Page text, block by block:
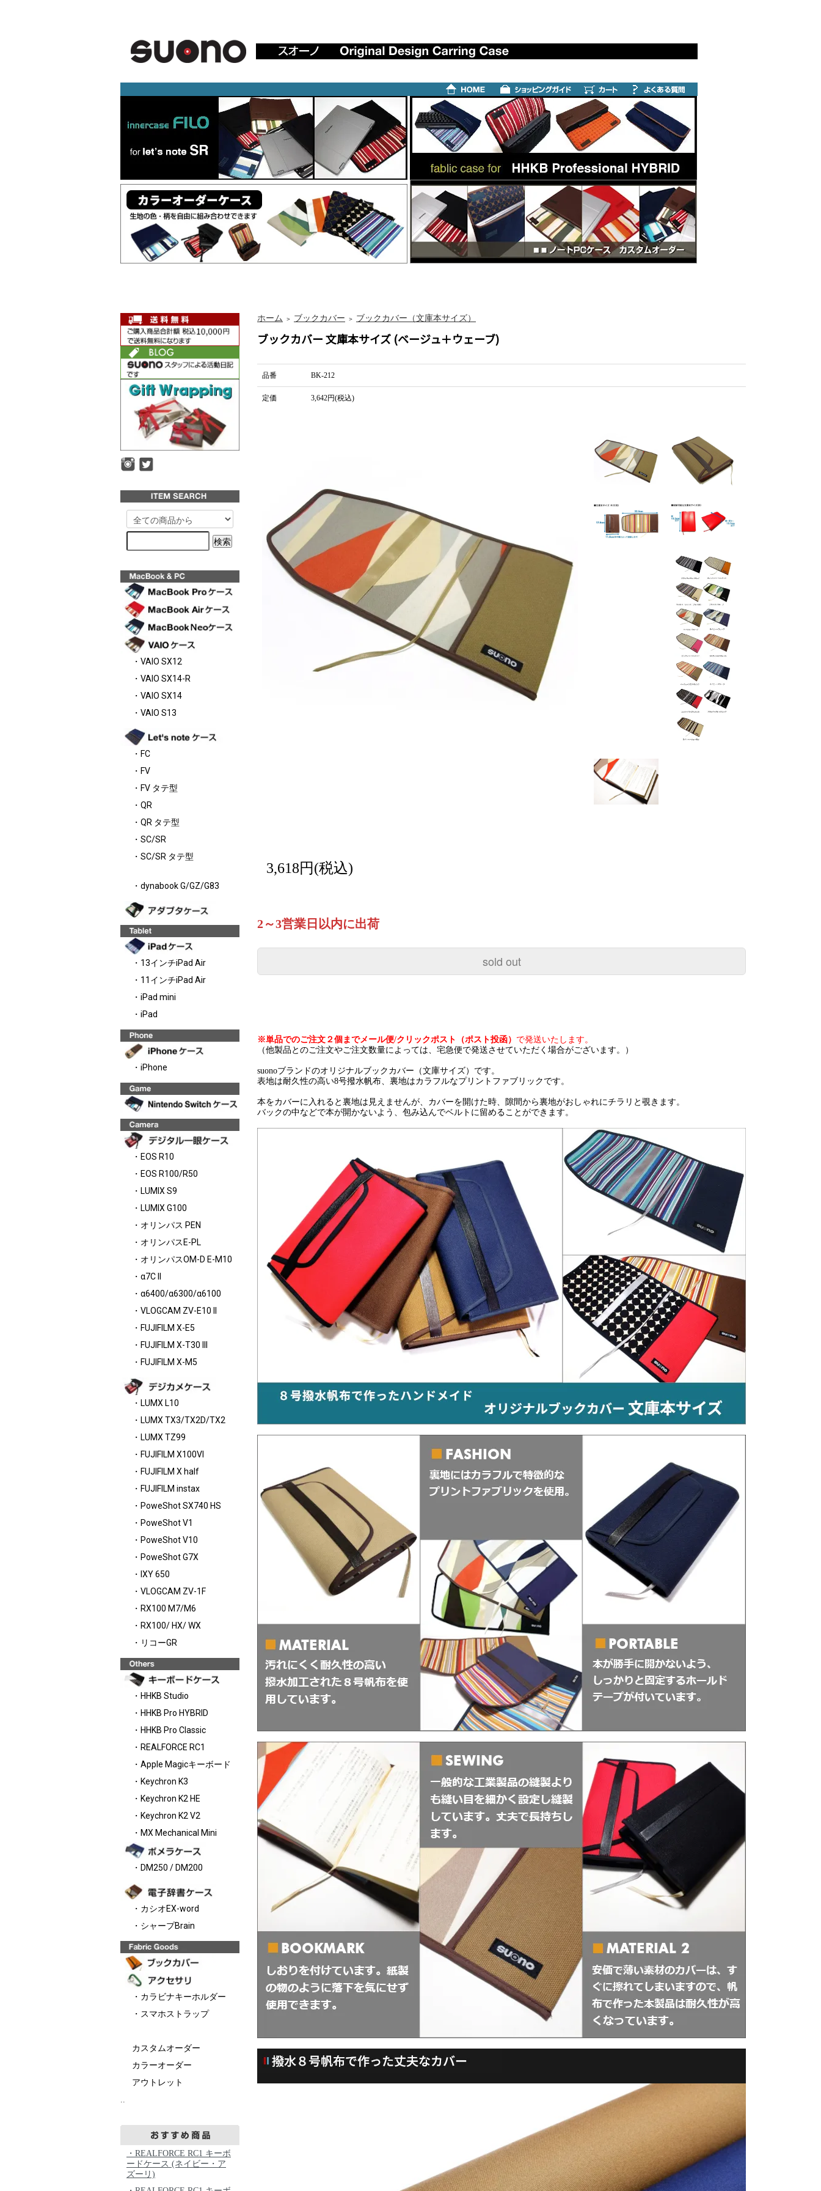
・VAIO SX12
・VAIO SX14-R
・VAIO SX14
・VAIO S13
・FC
・FV
・FV タテ型
・QR
・QR タテ型
・SC/SR
・SC/SR タテ型
・dynabook G/GZ/G83
・13インチiPad Air
・11インチiPad Air
・iPad mini
・iPad
・iPhone
・EOS R10
・EOS R100/R50
・LUMIX S9
・LUMIX G100
・オリンパス PEN
・オリンパスE-PL
・オリンパスOM-D E-M10
・α7C II
・α6400/α6300/α6100
・VLOGCAM ZV-E10 II
・FUJIFILM X-E5
・FUJIFILM X-T30 III
・FUJIFILM X-M5
・LUMX L10
・LUMX TX3/TX2D/TX2
・LUMX TZ99
・FUJIFILM X100VI
・FUJIFILM X half
・FUJIFILM instax
・PoweShot SX740 HS
・PoweShot V1
・PoweShot V10
・PoweShot G7X
・IXY 650
・VLOGCAM ZV-1F
・RX100 M7/M6
・RX100/ HX/ WX
・リコーGR
・HHKB Studio
・HHKB Pro HYBRID
・HHKB Pro Classic
・REALFORCE RC1
・Apple Magicキーボード
・Keychron K3
・Keychron K2 HE
・Keychron K2 V2
・MX Mechanical Mini
・DM250 / DM200
・カシオEX-word
・シャープBrain
・カラビナキーホルダー
・スマホストラップ
カスタムオーダー
カラーオーダー
アウトレット
..
・REALFORCE RC1 キーボ
ードケース (ネイビー・ア
ズーリ)
ホーム ＞ ブックカバー ＞ ブックカバー（文庫本サイズ）
ブックカバー 文庫本サイズ (ベージュ＋ウェーブ)
品番 BK-212
定価 3,642円(税込)
3,618円(税込)
2～3営業日以内に出荷
sold out
※単品でのご注文２個までメール便/クリックポスト（ポスト投函） で発送いたします。
（他製品とのご注文やご注文数量によっては、宅急便で発送させていただく場合がございます。）
suonoブランドのオリジナルブックカバー（文庫サイズ）です。
表地は耐久性の高い8号撥水帆布、裏地はカラフルなプリントファブリックです。
本をカバーに入れると裏地は見えませんが、カバーを開けた時、隙間から裏地がおしゃれにチラリと覗きます。
バックの中などで本が開かないよう、包み込んでベルトに留めることができます。